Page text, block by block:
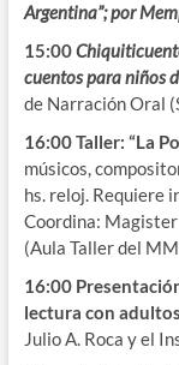
Argentina”; por
15:00
cuentos para niños
de Narración Oral
16:00Taller: “La
músicos,
hs. reloj. Requiere
Coordina:
(Aula Taller del
16:00
lectura con
Julio A. Roca y el